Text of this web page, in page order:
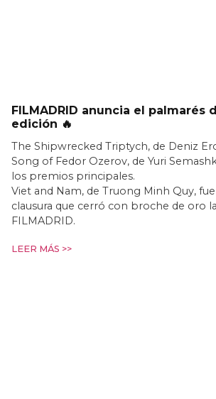
FILMADRID anuncia el palmarés
edición 🔥
The Shipwrecked Triptych, de Deniz
Song of Fedor Ozerov, de Yuri
los premios principales.
Viet and Nam, de Truong Minh Quy,
clausura que cerró con broche de oro la
FILMADRID.
LEER MÁS >>